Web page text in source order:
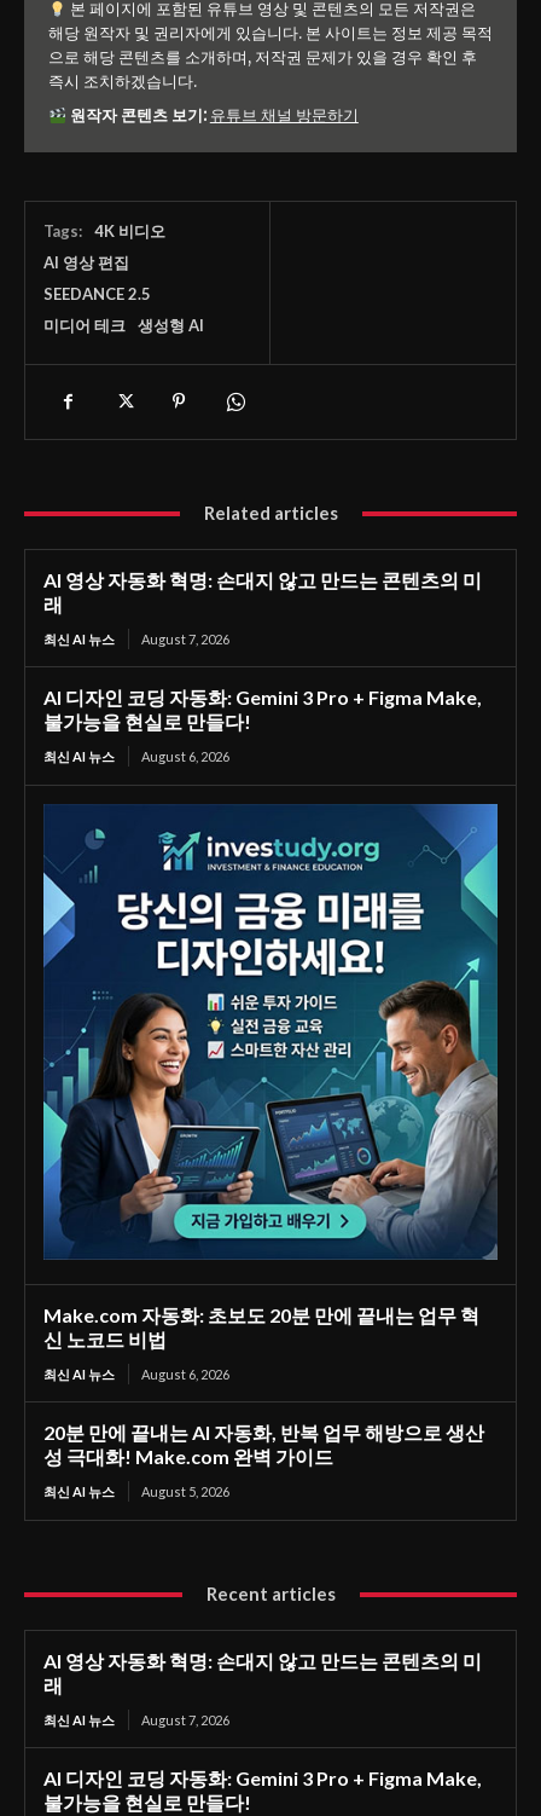
본 페이지에 포함된 유튜브 영상 및 콘텐츠의 모든 저작권은
해당 원작자 및 권리자에게 있습니다. 본 사이트는 정보 제공 목적
으로 해당 콘텐츠를 소개하며, 저작권 문제가 있을 경우 확인 후
즉시 조치하겠습니다.
원작자 콘텐츠 보기: 유튜브 채널 방문하기
Tags:
4K 비디오
AI 영상 편집
SEEDANCE 2.5
미디어 테크
생성형 AI
Related articles
AI 영상 자동화 혁명: 손대지 않고 만드는 콘텐츠의 미
래
최신 AI 뉴스 August 7, 2026
AI 디자인 코딩 자동화: Gemini 3 Pro + Figma Make,
불가능을 현실로 만들다!
최신 AI 뉴스 August 6, 2026
Make.com 자동화: 초보도 20분 만에 끝내는 업무 혁
신 노코드 비법
최신 AI 뉴스 August 6, 2026
20분 만에 끝내는 AI 자동화, 반복 업무 해방으로 생산
성 극대화! Make.com 완벽 가이드
최신 AI 뉴스 August 5, 2026
Recent articles
AI 영상 자동화 혁명: 손대지 않고 만드는 콘텐츠의 미
래
최신 AI 뉴스 August 7, 2026
AI 디자인 코딩 자동화: Gemini 3 Pro + Figma Make,
불가능을 현실로 만들다!